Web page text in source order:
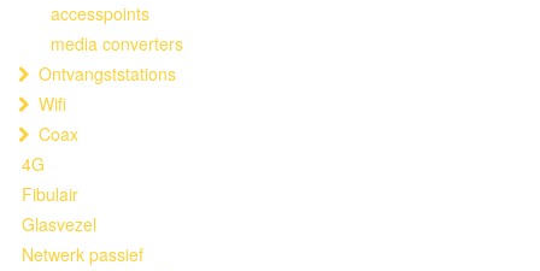
accesspoints
media converters
Ontvangststations
Wifi
Coax
4G
Fibulair
Glasvezel
Netwerk passief